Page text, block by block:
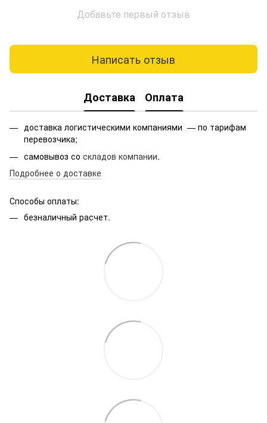
Добавьте первый отзыв
Написать отзыв
Доставка Оплата
доставка логистическими компаниями — по тарифам
перевозчика;
самовывоз со складов компании.
Подробнее о доставке
Способы оплаты:
безналичный расчет.